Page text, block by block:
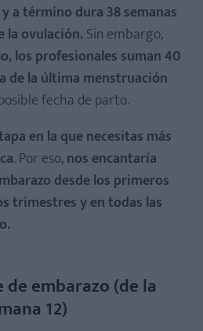
trimestre de embarazo
segundo trimestre de
a término dura 38 semanas
la ovulación. Sin embargo,
los profesionales suman 40
de la última menstruación
fecha de parto.
en la que necesitas más
. Por eso,nos encantaría
desde los primeros
trimestres y en todas las
embarazo (de la
12)